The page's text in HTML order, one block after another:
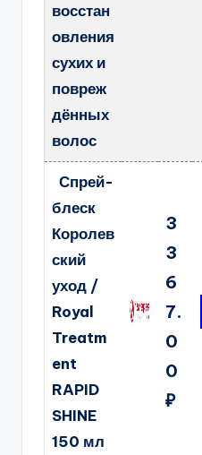
восстан
овления
сухих и
повреж
дённых
волос
Спрей-
блеск
Королев
ский
уход /
Royal
Treatm
ent
RAPID
SHINE
150 мл
3
3
6
7.
0
0
₽